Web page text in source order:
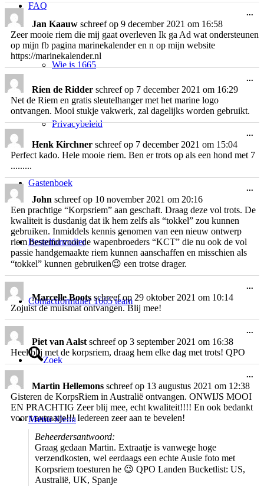
FAQ
Wie is 1665
Privacybeleid
Gastenboek
Bestelformulier
Contactformulier 1665 team
Zoek
Menu Menu
Jan Kaauw schreef op 9 december 2021 om 16:58
Zeer mooie riem die mij gaat overleven Ik ga Ad wat ondersteunen
op mijn fb pagina marinekalender en n op mijn website
https://marinekalender.nl
...
Rien de Ridder schreef op 7 december 2021 om 16:29
Net de Riem en gratis sleutelhanger met het marine logo
ontvangen. Mooi stukje vakwerk, zal dagelijks worden gebruikt.
...
Henk Kirchner schreef op 7 december 2021 om 15:04
Perfect kado. Hele mooie riem. Ben er trots op als een hond met 7
.........
...
John schreef op 10 november 2021 om 20:16
Een prachtige “Korpsriem” aan geschaft. Draag deze vol trots. De
kwaliteit is dusdanig dat ik hem zelfs als “tokkel” zou kunnen
gebruiken. Inmiddels kennis genomen van een nieuw ontwerp
riem bestemd voor de wapenbroeders “KCT” die nu ook de vol
passie handgemaakte riem kunnen aanschaffen en misschien als
“tokkel” kunnen gebruiken😉 een trotse drager.
...
Marcelle Bootsschreef op 29 oktober 2021 om 10:14
Zojuist de muismat ontvangen. Blij mee!
...
Piet van Aalst schreef op 3 september 2021 om 16:38
Heel blij met de korpsriem, draag hem elke dag met trots! QPO
...
Martin Hellemons schreef op 13 augustus 2021 om 12:38
Gisteren de KorpsRiem in Australië ontvangen. ONWIJS MOOI
EN PRACHTIG Zeer blij mee, echt kwaliteit!!!! En ook bedankt
voor t extraatje!!! Iedereen zeer aan te bevelen!
Beheerdersantwoord:
Graag gedaan Martin. Extraatje is vanwege hoge
verzendkosten, wel eerdaags een echte Ausie foto met
Korpsriem toesturen he 😉 QPO Landen Bucketlist: US,
Australië, UK, Spanje
...